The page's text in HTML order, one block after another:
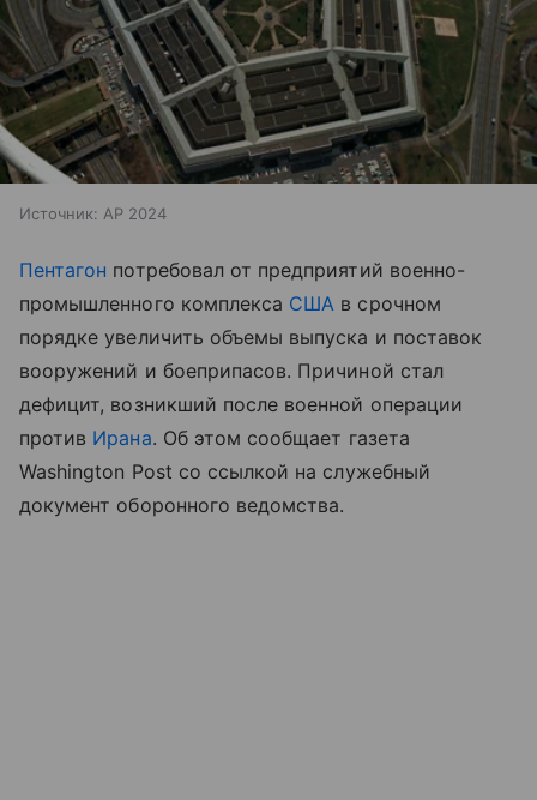
Источник: AP 2024
Пентагон потребовал от предприятий военно-
промышленного комплекса США в срочном
порядке увеличить объемы выпуска и поставок
вооружений и боеприпасов. Причиной стал
дефицит, возникший после военной операции
против Ирана. Об этом сообщает газета
Washington Post со ссылкой на служебный
документ оборонного ведомства.